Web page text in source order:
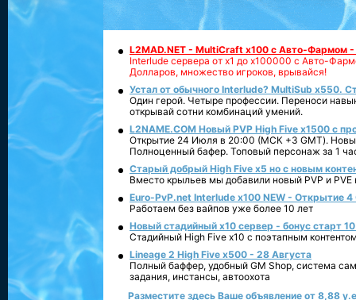
L2MAD.NET - MultiCraft x100 с Авто-Фармом
Interlude сервера от х1 до х100000 с Авто-
Долларов, множество игроков, врывайся!
Устал от обычного Interlude? MultiSub x550.
Один герой. Четыре профессии. Переноси
открывай сотни комбинаций умений.
L2NAME.COM Новый PVP High Five x1500 с
Открытие 24 Июля в 20:00 (МСК +3 GMT).
Полноценный бафер. Топовый персонаж за 1
Старый добрый High Five x5 но с новым
Вместо крыльев мы добавили новый PVP и PVE
Euro-PvP.net Interlude х100 NEW - Открытие 4
Работаем без вайпов уже более 10 лет
Новый стадийный х10 сервер - бонус старт
Стадийный High Five x10 с поэтапным
Lineage 2 High Five x500 - 28 Августа
Полный баффер, удобный GM Shop, система
задания, инстансы, автоохота
Разместите здесь Ваше объявление от 8,88